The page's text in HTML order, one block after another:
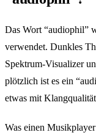
Das Wort “audiophil”
verwendet. Dunkles
Spektrum-Visualizer
plötzlich ist es ein
etwas mit
Was einen